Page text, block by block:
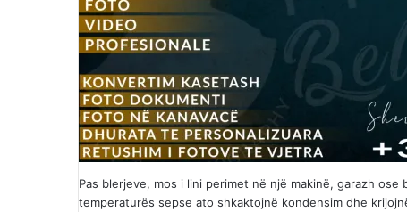
Pas blerjeve, mos i lini perimet në një makinë, garazh
temperaturës sepse ato shkaktojnë kondensim dhe